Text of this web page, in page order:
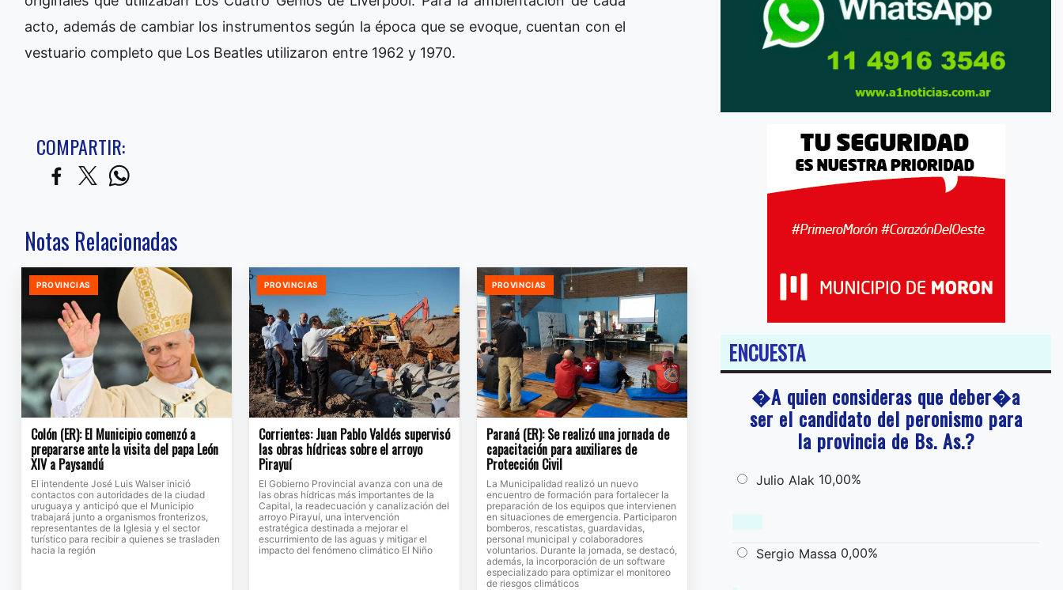
acto, además de cambiar los instrumentos según la época que se evoque, cuentan con el
vestuario completo que Los Beatles utilizaron entre 1962 y 1970.
COMPARTIR:
Notas Relacionadas
PROVINCIAS
Colón (ER): El Municipio comenzó a
prepararse ante la visita del papa León
XIV a Paysandú
El intendente José Luis Walser inició
contactos con autoridades de la ciudad
uruguaya y anticipó que el Municipio
trabajará junto a organismos fronterizos,
representantes de la Iglesia y el sector
turístico para recibir a quienes se trasladen
hacia la región
PROVINCIAS
Corrientes: Juan Pablo Valdés supervisó
las obras hídricas sobre el arroyo
Pirayuí
El Gobierno Provincial avanza con una de
las obras hídricas más importantes de la
Capital, la readecuación y canalización del
arroyo Pirayuí, una intervención
estratégica destinada a mejorar el
escurrimiento de las aguas y mitigar el
impacto del fenómeno climático El Niño
PROVINCIAS
Paraná (ER): Se realizó una jornada de
capacitación para auxiliares de
Protección Civil
La Municipalidad realizó un nuevo
encuentro de formación para fortalecer la
preparación de los equipos que intervienen
en situaciones de emergencia. Participaron
bomberos, rescatistas, guardavidas,
personal municipal y colaboradores
voluntarios. Durante la jornada, se destacó,
además, la incorporación de un software
especializado para optimizar el monitoreo
de riesgos climáticos
ENCUESTA
�A quien consideras que deber�a
ser el candidato del peronismo para
la provincia de Bs. As.?
Julio Alak 10,00%
Sergio Massa 0,00%